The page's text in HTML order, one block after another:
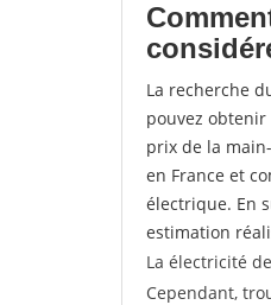
La recherche
pouvez
prix de la
en France et
électrique. En
estimation
La électricité
Cependant,